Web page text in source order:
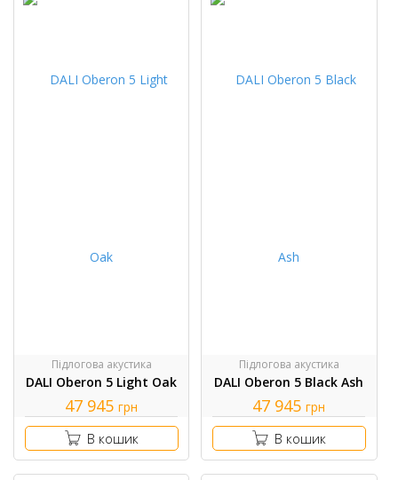
Підлогова акустика
DALI Oberon 5 Light Oak
47 945 грн
В кошик
Підлогова акустика
DALI Oberon 5 Black Ash
47 945 грн
В кошик